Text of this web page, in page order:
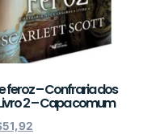
feroz – Confraria dos
2 – Capa comum
51,92